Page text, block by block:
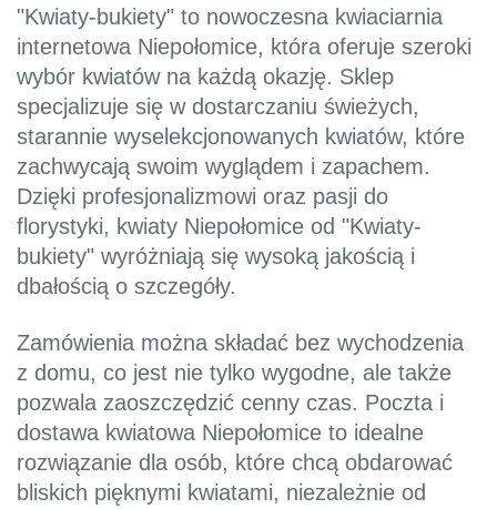
"Kwiaty-bukiety" to nowoczesna kwiaciarnia
internetowa Niepołomice, która oferuje szeroki
wybór kwiatów na każdą okazję. Sklep
specjalizuje się w dostarczaniu świeżych,
starannie wyselekcjonowanych kwiatów, które
zachwycają swoim wyglądem i zapachem.
Dzięki profesjonalizmowi oraz pasji do
florystyki, kwiaty Niepołomice od "Kwiaty-
bukiety" wyróżniają się wysoką jakością i
dbałością o szczegóły.
Zamówienia można składać bez wychodzenia
z domu, co jest nie tylko wygodne, ale także
pozwala zaoszczędzić cenny czas. Poczta i
dostawa kwiatowa Niepołomice to idealne
rozwiązanie dla osób, które chcą obdarować
bliskich pięknymi kwiatami, niezależnie od